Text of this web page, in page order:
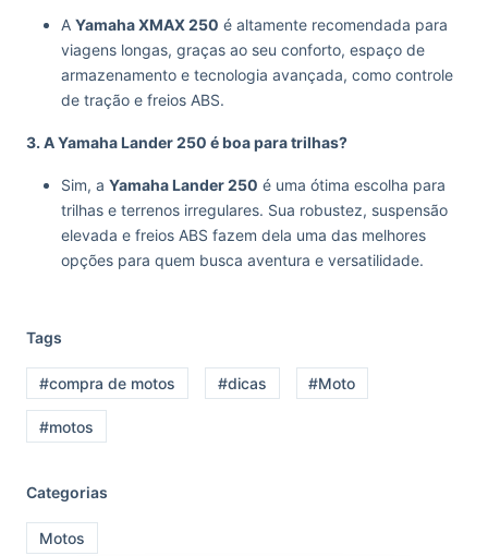
A Yamaha XMAX 250 é altamente recomendada para
viagens longas, graças ao seu conforto, espaço de
armazenamento e tecnologia avançada, como controle
de tração e freios ABS.
3. A Yamaha Lander 250 é boa para trilhas?
Sim, a Yamaha Lander 250 é uma ótima escolha para
trilhas e terrenos irregulares. Sua robustez, suspensão
elevada e freios ABS fazem dela uma das melhores
opções para quem busca aventura e versatilidade.
Tags
#compra de motos #dicas #Moto
#motos
Categorias
Motos